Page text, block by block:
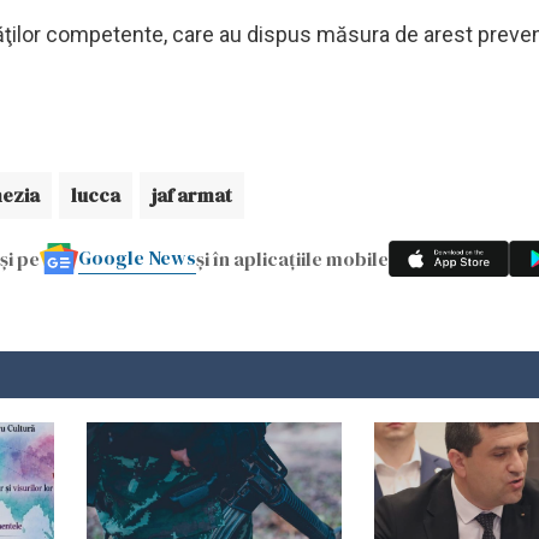
competente, care au dispus măsura de arest
lucca jaf armat
pe Google Newsși în aplicațiile mobile